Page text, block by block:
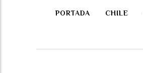
PORTADA CHILE